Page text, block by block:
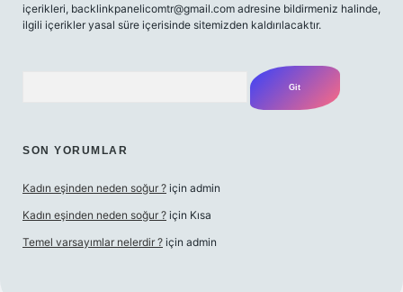
içerikleri, backlinkpanelicomtr@gmail.com adresine bildirmeniz halinde,
ilgili içerikler yasal süre içerisinde sitemizden kaldırılacaktır.
SON YORUMLAR
Kadın eşinden neden soğur ? için admin
Kadın eşinden neden soğur ? için Kısa
Temel varsayımlar nelerdir ? için admin